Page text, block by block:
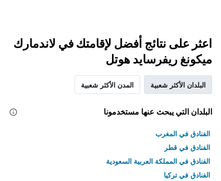
اعثر على نتائج أفضل لإقامتك في لاندمارك
ميكونغ ريفرسايد هوتل
البلدان الأكثر شعبية المدن الأكثر شعبية
البلدان التي يبحث عنها مستخدمونا
الفنادق في المغرب
الفنادق في قطر
الفنادق في المملكة العربية السعودية
الفنادق في تركيا